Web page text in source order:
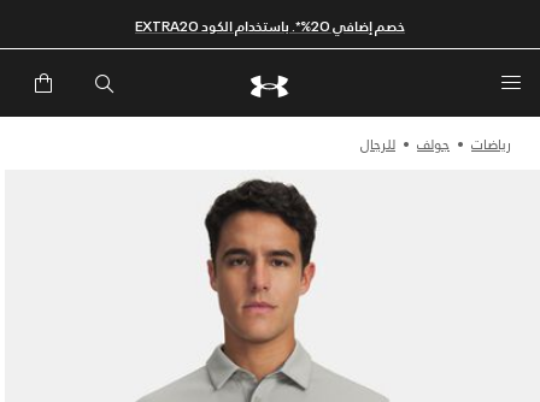
خصم إضافي 20%*. باستخدام الكود EXTRA20
رياضات جولف للرجال